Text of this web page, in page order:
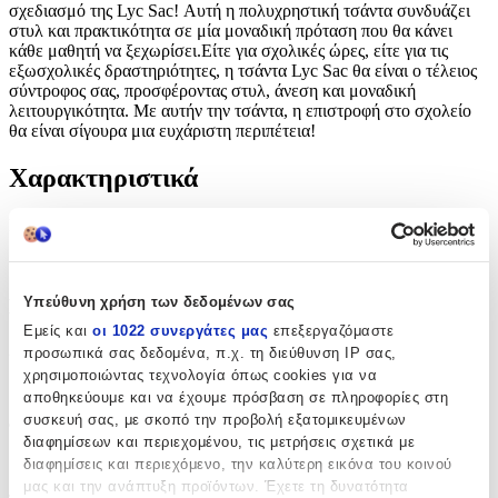
Υπεύθυνη χρήση των δεδομένων σας
Εμείς και οι 1022 συνεργάτες μας επεξεργαζόμαστε
προσωπικά σας δεδομένα, π.χ. τη διεύθυνση IP σας,
χρησιμοποιώντας τεχνολογία όπως cookies για να
αποθηκεύουμε και να έχουμε πρόσβαση σε πληροφορίες στη
συσκευή σας, με σκοπό την προβολή εξατομικευμένων
διαφημίσεων και περιεχομένου, τις μετρήσεις σχετικά με
διαφημίσεις και περιεχόμενο, την καλύτερη εικόνα του κοινού
μας και την ανάπτυξη προϊόντων. Έχετε τη δυνατότητα
σχεδιασμό της Lyc Sac! Αυτή η πολυχρηστική τσάντα συνδυάζει
στυλ και πρακτικότητα σε μία μοναδική πρόταση που θα κάνει
κάθε μαθητή να ξεχωρίσει.Είτε για σχολικές ώρες, είτε για τις
εξωσχολικές δραστηριότητες, η τσάντα Lyc Sac θα είναι ο τέλειος
σύντροφος σας, προσφέροντας στυλ, άνεση και μοναδική
λειτουργικότητα. Με αυτήν την τσάντα, η επιστροφή στο σχολείο
θα είναι σίγουρα μια ευχάριστη περιπέτεια!
Χαρακτηριστικά
Κατασκευαστής
Lyc Sac
Βασικά Χαρακτηριστικά
Χρώμα:
Πράσινο
Φύλο:
Unisex